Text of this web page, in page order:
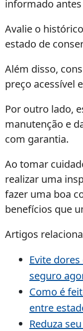
informado
Avalie o
estado de
Além disso,
preço acessível
Por outro lado,
manutenção e
com garantia.
Ao tomar
realizar uma
fazer uma boa
benefícios que
Artigos
Evite
seguro
Como é
entre
Reduza